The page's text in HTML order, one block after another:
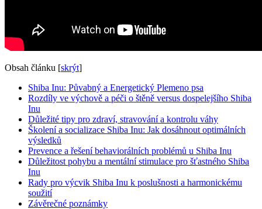
Obsah článku [skrýt]
Shiba Inu: Půvabný a Energetický Plemeno psa
Rozdíly ve výchově a péči o štěně versus dospelejšího Shiba
Inu
Důležité tipy pro zdraví, stravování a kontrolu váhy
Školení a socializace Shiba Inu: Jak dosáhnout optimálních
výsledků
Prevence a řešení behaviorálních problémů u Shiba Inu
Důležitost pohybu a mentální stimulace pro šťastného Shiba
Inu
Rady pro výcvik Shiba Inu k poslušnosti a harmonickému
soužití
Závěrečné poznámky